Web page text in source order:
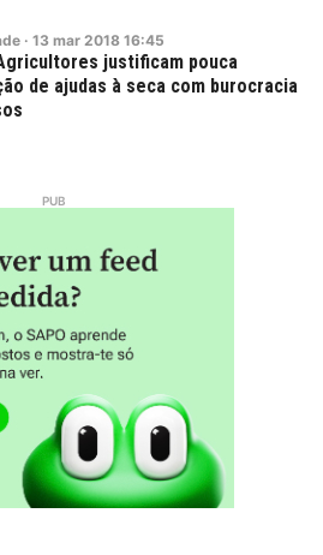
· 13 mar 2018 16:45
justificam pouca
de ajudas à seca com burocracia